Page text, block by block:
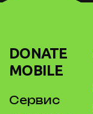
DONATE
MOBILE
Сервис